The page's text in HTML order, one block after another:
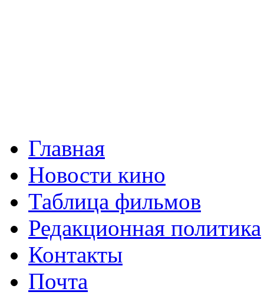
Главная
Новости кино
Таблица фильмов
Редакционная политика
Контакты
Почта